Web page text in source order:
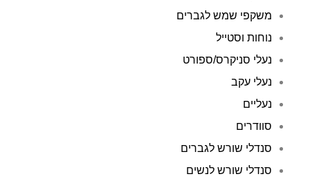
משקפי שמש לגברים
נוחות וסטייל
נעלי סניקרס/ספורט
נעלי עקב
נעליים
סוודרים
סנדלי שורש לגברים
סנדלי שורש לנשים